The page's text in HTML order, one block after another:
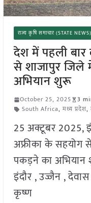
राज्य कृषि समाचार (STATE NEWS)
देश में पहली बार
से शाजापुर
अभियान शुरू
October 25, 2025
3
South Africa, मध्य प्रदेश,
25 अक्टूबर 2025,
अफ्रीका के सहयोग
पकड़ने का
इंदौर , उज्जैन ,
कृष्ण